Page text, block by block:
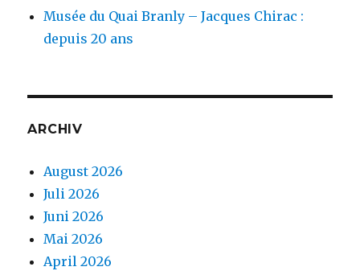
Musée du Quai Branly – Jacques Chirac :
depuis 20 ans
ARCHIV
August 2026
Juli 2026
Juni 2026
Mai 2026
April 2026